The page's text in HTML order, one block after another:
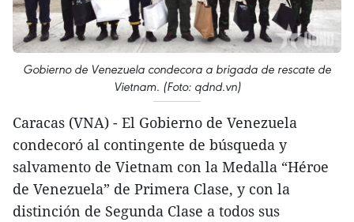
Gobierno de Venezuela condecora a brigada de rescate de
Vietnam. (Foto: qdnd.vn)
Caracas (VNA) - El Gobierno de Venezuela
condecoró al contingente de búsqueda y
salvamento de Vietnam con la Medalla “Héroe
de Venezuela” de Primera Clase, y con la
distinción de Segunda Clase a todos sus